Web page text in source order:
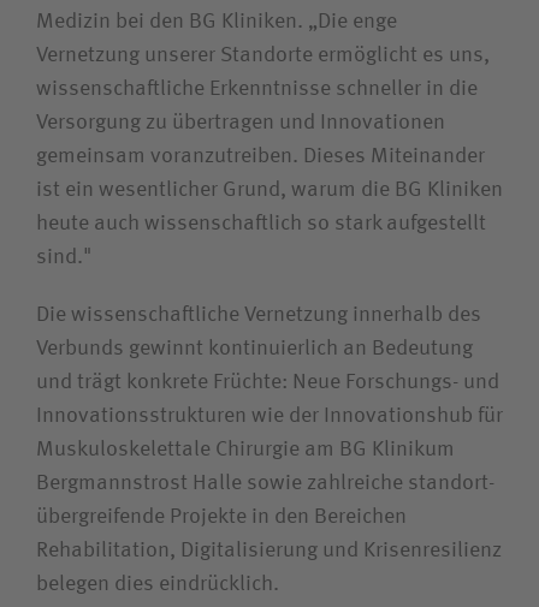
Medizin bei den BG Kliniken. „Die enge
Vernetzung unserer Standorte ermöglicht es uns,
wissenschaftliche Erkenntnisse schneller in die
Versorgung zu übertragen und Innovationen
gemeinsam voranzutreiben. Dieses Miteinander
ist ein wesentlicher Grund, warum die BG Kliniken
heute auch wissen­schaftlich so stark aufgestellt
sind."
Die wissenschaftliche Vernetzung innerhalb des
Verbunds gewinnt kontinuierlich an Bedeutung
und trägt konkrete Früchte: Neue Forschungs- und
Innovations­strukturen wie der Innovations­hub für
Muskulo­skelettale Chirurgie am BG Klinikum
Bergmannstrost Halle sowie zahlreiche standort­
übergreifende Projekte in den Bereichen
Rehabilitation, Digitalisierung und Krisenresilienz
belegen dies eindrücklich.